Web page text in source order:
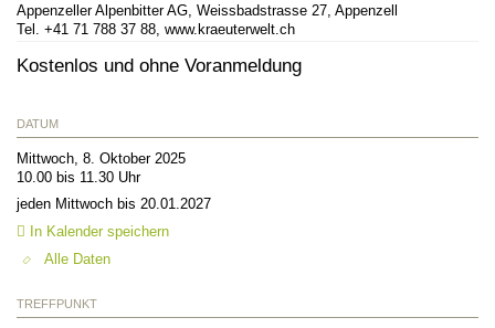
Appenzeller Alpenbitter AG, Weissbadstrasse 27, Appenzell
Tel. +41 71 788 37 88, www.kraeuterwelt.ch
Kostenlos und ohne Voranmeldung
DATUM
Mittwoch, 8. Oktober 2025
10.00 bis 11.30 Uhr
jeden Mittwoch bis 20.01.2027
In Kalender speichern
Alle Daten
TREFFPUNKT